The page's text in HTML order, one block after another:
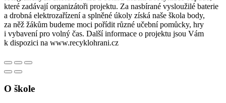
které zadávají organizátoři projektu. Za nasbírané vysloužilé baterie
a drobná elektrozařízení a splněné úkoly získá naše škola body,
za něž žákům budeme moci pořídit různé učební pomůcky, hry
i vybavení pro volný čas. Další informace o projektu jsou Vám
k dispozici na www.recyklohrani.cz
O škole